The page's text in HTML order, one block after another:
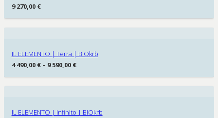
9 270,00 €
IL ELEMENTO | Terra | BIOkrb
4 490,00 €– 9 590,00 €
IL ELEMENTO | Infinito | BIOkrb